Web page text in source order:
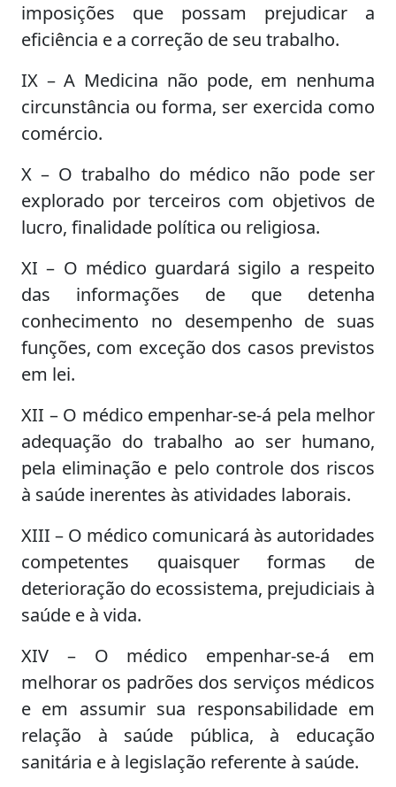
imposições que possam prejudicar a
eficiência e a correção de seu trabalho.
IX – A Medicina não pode, em nenhuma
circunstância ou forma, ser exercida como
comércio.
X – O trabalho do médico não pode ser
explorado por terceiros com objetivos de
lucro, finalidade política ou religiosa.
XI – O médico guardará sigilo a respeito
das informações de que detenha
conhecimento no desempenho de suas
funções, com exceção dos casos previstos
em lei.
XII – O médico empenhar-se-á pela melhor
adequação do trabalho ao ser humano,
pela eliminação e pelo controle dos riscos
à saúde inerentes às atividades laborais.
XIII – O médico comunicará às autoridades
competentes quaisquer formas de
deterioração do ecossistema, prejudiciais à
saúde e à vida.
XIV – O médico empenhar-se-á em
melhorar os padrões dos serviços médicos
e em assumir sua responsabilidade em
relação à saúde pública, à educação
sanitária e à legislação referente à saúde.